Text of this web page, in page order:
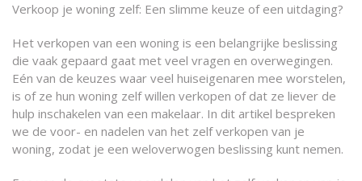
Verkoop je woning zelf: Een slimme keuze of een uitdaging?
Het verkopen van een woning is een belangrijke beslissing
die vaak gepaard gaat met veel vragen en overwegingen.
Eén van de keuzes waar veel huiseigenaren mee worstelen,
is of ze hun woning zelf willen verkopen of dat ze liever de
hulp inschakelen van een makelaar. In dit artikel bespreken
we de voor- en nadelen van het zelf verkopen van je
woning, zodat je een weloverwogen beslissing kunt nemen.